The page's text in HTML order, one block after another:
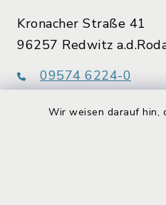
Wir weisen darauf hin,
Kronacher Straße 41
96257 Redwitz
09574 6224-0
rathaus@redwitz.de